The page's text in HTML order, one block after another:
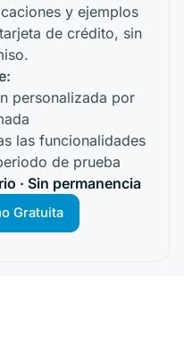
y ejemplos
de crédito, sin
personalizada por
las funcionalidades
de prueba
· Sin permanencia
Gratuita